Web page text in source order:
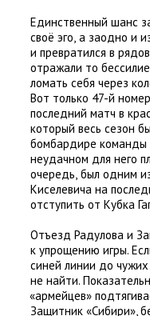
Единственный шанс
своё эго, а заодно и
и превратился в
отражали то бессилие
ломать себя через
Вот только 47-й номер
последний матч в
который весь сезон
бомбардире команды
неудачном для него
очередь, был одним
Киселевича на
отступить от Кубка
Отъезд Радулова и
к упрощению игры.
синей линии до
не найти.
«армейцев»
Защитник «Сибири»,